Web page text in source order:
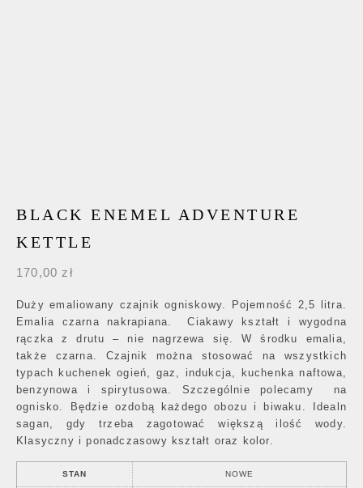
BLACK ENEMEL ADVENTURE
KETTLE
170,00 zł
Duży emaliowany czajnik ogniskowy. Pojemność 2,5 litra.
Emalia czarna nakrapiana. Ciakawy kształt i wygodna
rączka z drutu – nie nagrzewa się. W środku emalia,
także czarna. Czajnik można stosować na wszystkich
typach kuchenek ogień, gaz, indukcja, kuchenka naftowa,
benzynowa i spirytusowa. Szczególnie polecamy na
ognisko. Będzie ozdobą każdego obozu i biwaku. Idealn
sagan, gdy trzeba zagotować większą ilość wody.
Klasyczny i ponadczasowy kształt oraz kolor.
STAN NOWE